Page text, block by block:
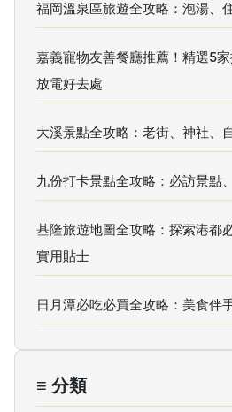
福岡溫泉區旅遊全攻略：泡湯、
嘉義寵物友善餐廳推薦！精選5
放電好去處
大溪景點全攻略：老街、神社、
九份打卡景點全攻略：必訪景點
基隆旅遊地圖全攻略：探索港都
實用貼士
日月潭必吃必買全攻略：美食伴
≡ 分類